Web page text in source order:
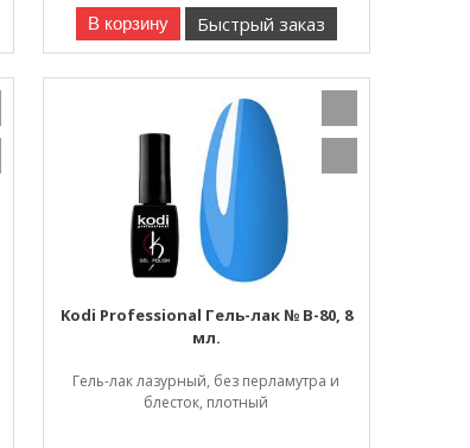
В корзину Быстрый заказ
Kodi Professional Гель-лак № B-80, 8
мл.
Гель-лак лазурный, без перламутра и
блесток, плотный